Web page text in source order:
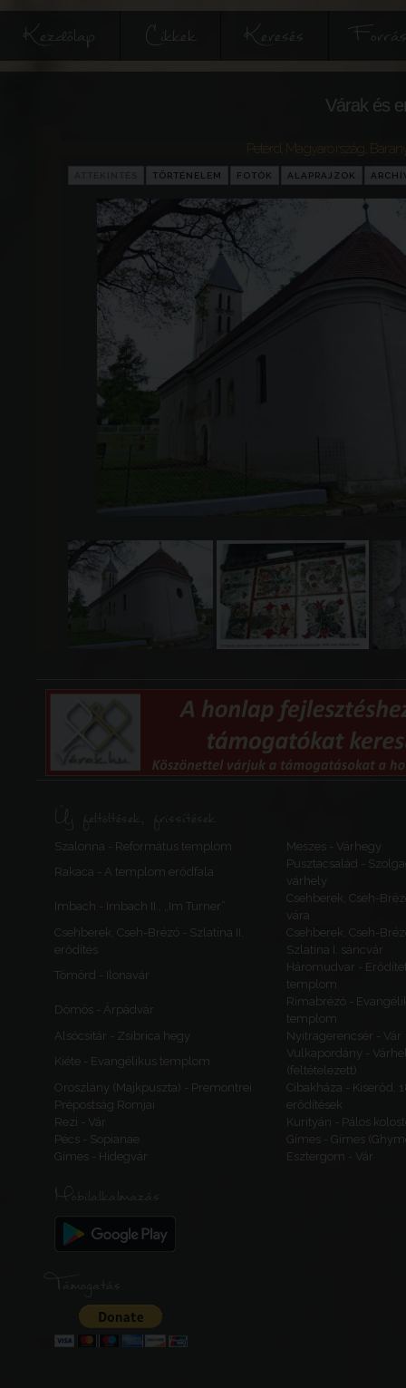
Kezdőlap Cikkek Keresés
Várak és
Peterd Magyarország
TÖRTÉNELEM FOTÓK ALAPRAJZOK
Új feltöltések, frissítések
Szalonna - Református templom
Meszes - Várhegy
Rakaca - A templom erődfala
Pusztacsalád -
várhely
Imbach - Imbach II., „Im Turner”
Csehberek, Cseh-
vára
Csehberek, Cseh-Brézó - Szlatina II.
erődítés
Csehberek, Cseh-
Szlatina I. sáncvár
Tömörd - Ilonavár
Háromudvar -
templom
Dömös - Árpádvár
Rimabrézó -
templom
Alsócsitár - Zsibrica hegy
Nyitragerencsér - Vár
Kiéte - Evangélikus templom
Vulkapordány -
(feltételezett)
Oroszlány (Majkpuszta) - Premontrei
Prépostság Romjai
Cibakháza - Kiserőd,
erődítések
Rezi - Vár
Kurityán - Pálos
Pécs - Sopianae
Gímes - Gímes
Gímes - Hidegvár
Esztergom - Vár
Mobilalkalmazás
Támogatás